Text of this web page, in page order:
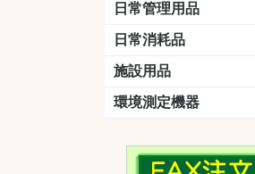
石材
エアコン
外壁
その他
日常管理用品
クリーナー
洗濯用洗剤
油汚れ落とし
サビ取り剤
タバコ専用消臭
日常消耗品
トイレットペーパー
ペーパータオル
便座除菌クリーナー
ポリ袋
施設用品
マット・他
ベンチ
灰皿
傘立
くず入れ
環境測定機器